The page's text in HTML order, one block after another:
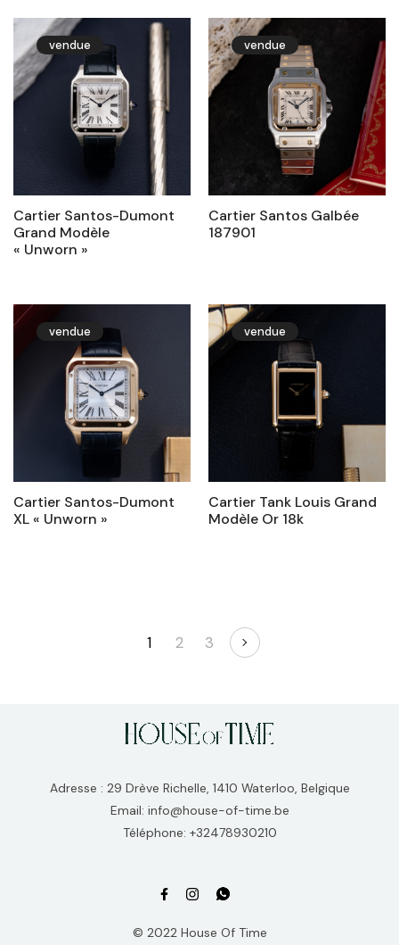
vendue
Cartier Santos-Dumont
Grand Modèle
« Unworn »
vendue
Cartier Santos Galbée
187901
vendue
Cartier Santos-Dumont
XL « Unworn »
vendue
Cartier Tank Louis Grand
Modèle Or 18k
1 2 3
Adresse : 29 Drève Richelle, 1410 Waterloo, Belgique
Email: info@house-of-time.be
Téléphone: +32478930210
© 2022 House Of Time